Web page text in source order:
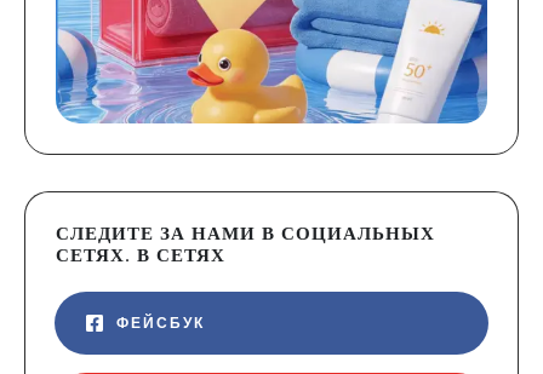
СЛЕДИТЕ ЗА НАМИ В СОЦИАЛЬНЫХ
СЕТЯХ. В СЕТЯХ
ФЕЙСБУК